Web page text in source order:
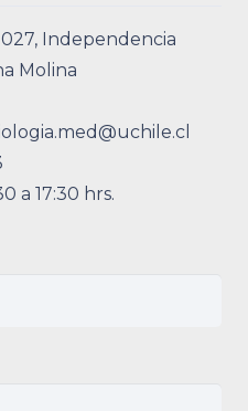
Independencia
Molina
a 17:30 hrs.